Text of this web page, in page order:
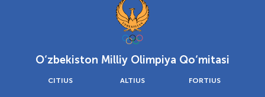
O‘zbekiston Milliy Olimpiya Qo‘mitasi
CITIUS ALTIUS FORTIUS